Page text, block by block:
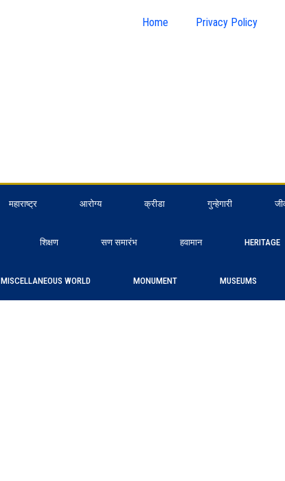
Home Privacy Policy
महाराष्ट्र आरोग्य क्रीडा गुन्हेगारी
शिक्षण सण समारंभ हवामान HERITAGE
MISCELLANEOUS WORLD MONUMENT MUSEUMS